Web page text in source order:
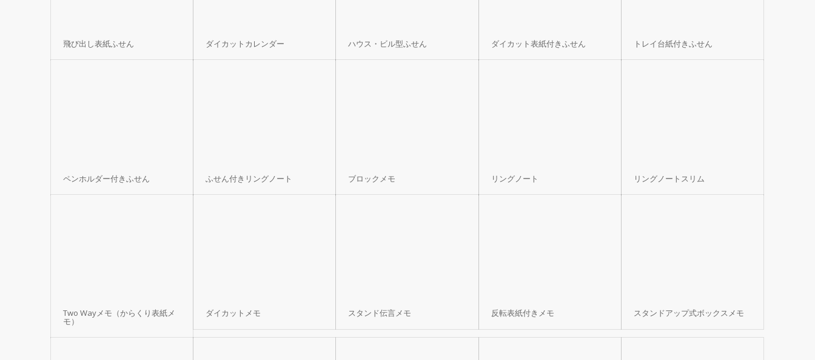
飛び出し表紙ふせん ダイカットカレンダー ハウス・ビル型ふせん ダイカット表紙付きふせん トレイ台紙付きふせん
ペンホルダー付きふせん ふせん付きリングノート ブロックメモ リングノート リングノートスリム
Two Wayメモ（からくり表紙メ
モ）
ダイカットメモ スタンド伝言メモ 反転表紙付きメモ スタンドアップ式ボックスメモ